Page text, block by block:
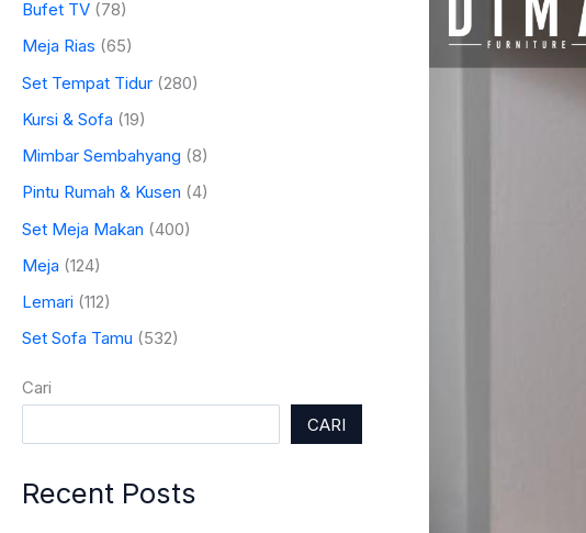
n
t
u
k
:
Bufet TV (78)
Meja Rias (65)
Set Tempat Tidur (280)
Kursi & Sofa (19)
Mimbar Sembahyang (8)
Pintu Rumah & Kusen (4)
Set Meja Makan (400)
Meja (124)
Lemari (112)
Set Sofa Tamu (532)
Cari
CARI
Recent Posts